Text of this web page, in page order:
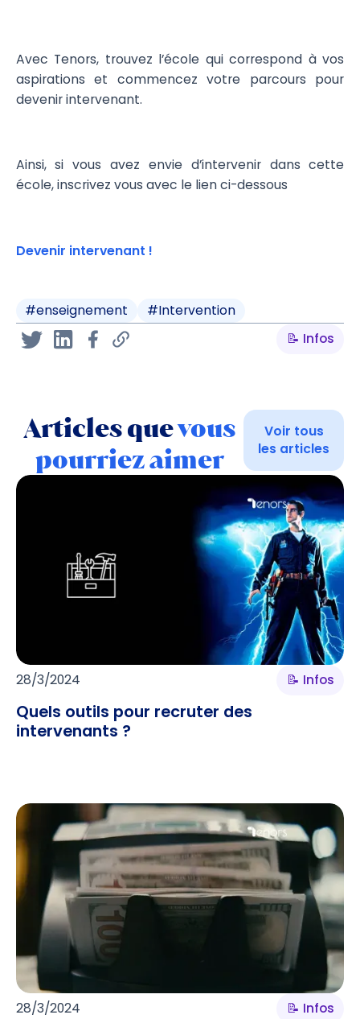
Avec Tenors, trouvez l’école qui correspond à vos
aspirations et commencez votre parcours pour
devenir intervenant.
Ainsi, si vous avez envie d’intervenir dans cette
école, inscrivez vous avec le lien ci-dessous
Devenir intervenant !
#enseignement #Intervention
📝 Infos
Articles quevous
pourriez aimer
Voir tous
les articles
28/3/2024 📝 Infos
Quels outils pour recruter des
intervenants ?
28/3/2024 📝 Infos